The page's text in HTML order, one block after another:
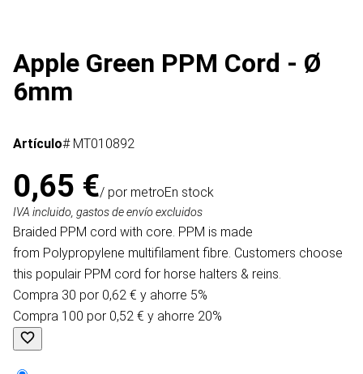
Apple Green PPM Cord - Ø
6mm
Artículo# MT010892
0,65 €/ por metroEn stock
IVA incluido, gastos de envío excluidos
Braided PPM cord with core. PPM is made
from Polypropylene multifilament fibre. Customers choose
this populair PPM cord for horse halters & reins.
Compra 30 por 0,62 € y ahorre 5%
Compra 100 por 0,52 € y ahorre 20%